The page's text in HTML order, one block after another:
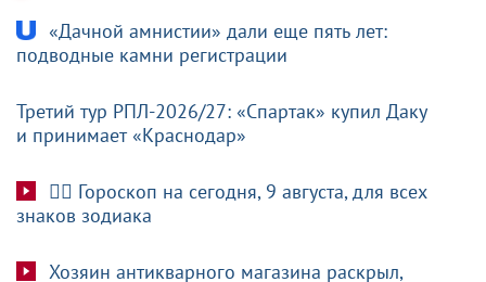
«Дачной амнистии» дали еще пять лет:
подводные камни регистрации
Третий тур РПЛ-2026/27: «Спартак» купил Даку
и принимает «Краснодар»
🧙‍♀ Гороскоп на сегодня, 9 августа, для всех
знаков зодиака
Хозяин антикварного магазина раскрыл,